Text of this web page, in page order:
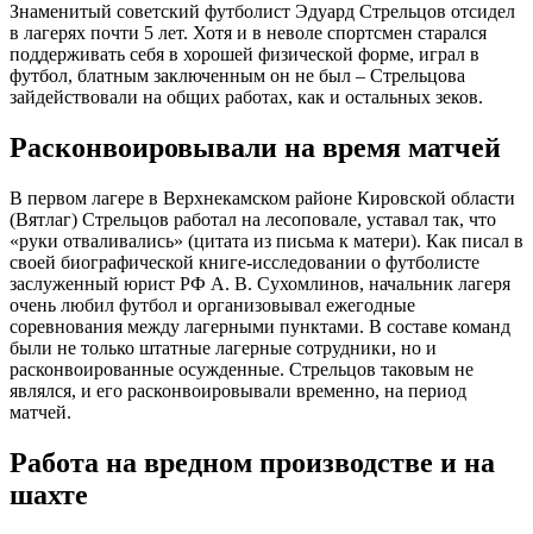
Знаменитый советский футболист Эдуард Стрельцов отсидел
в лагерях почти 5 лет. Хотя и в неволе спортсмен старался
поддерживать себя в хорошей физической форме, играл в
футбол, блатным заключенным он не был – Стрельцова
зайдействовали на общих работах, как и остальных зеков.
Расконвоировывали на время матчей
В первом лагере в Верхнекамском районе Кировской области
(Вятлаг) Стрельцов работал на лесоповале, уставал так, что
«руки отваливались» (цитата из письма к матери). Как писал в
своей биографической книге-исследовании о футболисте
заслуженный юрист РФ А. В. Сухомлинов, начальник лагеря
очень любил футбол и организовывал ежегодные
соревнования между лагерными пунктами. В составе команд
были не только штатные лагерные сотрудники, но и
расконвоированные осужденные. Стрельцов таковым не
являлся, и его расконвоировывали временно, на период
матчей.
Работа на вредном производстве и на
шахте